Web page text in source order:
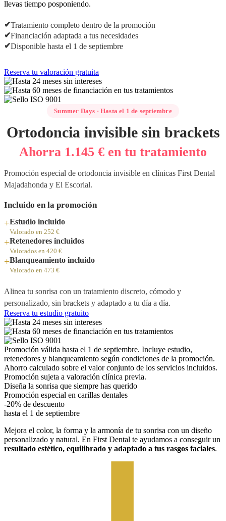
llevas tiempo posponiendo.
✔Tratamiento completo dentro de la promoción
✔Financiación adaptada a tus necesidades
✔Disponible hasta el 1 de septiembre
Reserva tu valoración gratuita
Summer Days · Hasta el 1 de septiembre
Ortodoncia invisible sin brackets
Ahorra 1.145 € en tu tratamiento
Promoción especial de ortodoncia invisible en clínicas First Dental
Majadahonda y El Escorial.
Incluido en la promoción
+Estudio incluido
Valorado en 252 €
+Retenedores incluidos
Valorados en 420 €
+Blanqueamiento incluido
Valorado en 473 €
Alinea tu sonrisa con un tratamiento discreto, cómodo y
personalizado, sin brackets y adaptado a tu día a día.
Reserva tu estudio gratuito
Promoción válida hasta el 1 de septiembre. Incluye estudio,
retenedores y blanqueamiento según condiciones de la promoción.
Ahorro calculado sobre el valor conjunto de los servicios incluidos.
Promoción sujeta a valoración clínica previa.
Diseña la sonrisa que siempre has querido
Promoción especial en carillas dentales
-20% de descuento
hasta el 1 de septiembre
Mejora el color, la forma y la armonía de tu sonrisa con un diseño
personalizado y natural. En First Dental te ayudamos a conseguir un
resultado estético, equilibrado y adaptado a tus rasgos faciales.